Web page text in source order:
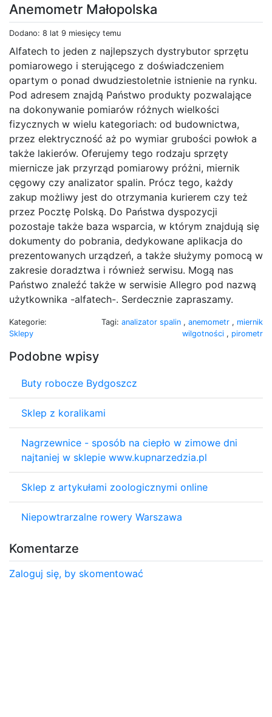
Anemometr Małopolska
Dodano: 8 lat 9 miesięcy temu
Alfatech to jeden z najlepszych dystrybutor sprzętu
pomiarowego i sterującego z doświadczeniem
opartym o ponad dwudziestoletnie istnienie na rynku.
Pod adresem znajdą Państwo produkty pozwalające
na dokonywanie pomiarów różnych wielkości
fizycznych w wielu kategoriach: od budownictwa,
przez elektryczność aż po wymiar grubości powłok a
także lakierów. Oferujemy tego rodzaju sprzęty
miernicze jak przyrząd pomiarowy próżni, miernik
cęgowy czy analizator spalin. Prócz tego, każdy
zakup możliwy jest do otrzymania kurierem czy też
przez Pocztę Polską. Do Państwa dyspozycji
pozostaje także baza wsparcia, w którym znajdują się
dokumenty do pobrania, dedykowane aplikacja do
prezentowanych urządzeń, a także służymy pomocą w
zakresie doradztwa i również serwisu. Mogą nas
Państwo znaleźć także w serwisie Allegro pod nazwą
użytkownika -alfatech-. Serdecznie zapraszamy.
Kategorie:
Sklepy
Tagi: analizator spalin , anemometr , miernik
wilgotności , pirometr
Podobne wpisy
Buty robocze Bydgoszcz
Sklep z koralikami
Nagrzewnice - sposób na ciepło w zimowe dni
najtaniej w sklepie www.kupnarzedzia.pl
Sklep z artykułami zoologicznymi online
Niepowtrarzalne rowery Warszawa
Komentarze
Zaloguj się, by skomentować